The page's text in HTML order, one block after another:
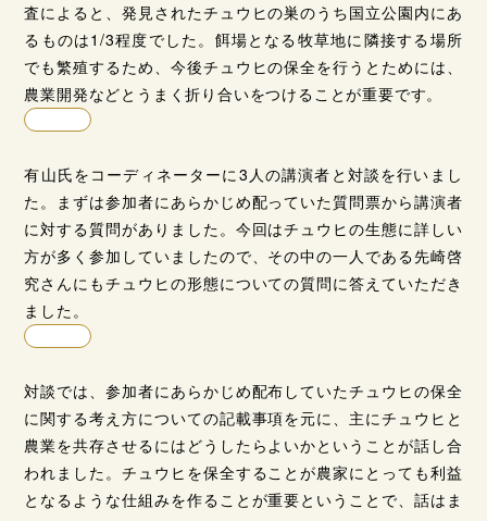
査によると、発見されたチュウヒの巣のうち国立公園内にあ
るものは1/3程度でした。餌場となる牧草地に隣接する場所
でも繁殖するため、今後チュウヒの保全を行うとためには、
農業開発などとうまく折り合いをつけることが重要です。
有山氏をコーディネーターに3人の講演者と対談を行いまし
た。まずは参加者にあらかじめ配っていた質問票から講演者
に対する質問がありました。今回はチュウヒの生態に詳しい
方が多く参加していましたので、その中の一人である先崎啓
究さんにもチュウヒの形態についての質問に答えていただき
ました。
対談では、参加者にあらかじめ配布していたチュウヒの保全
に関する考え方についての記載事項を元に、主にチュウヒと
農業を共存させるにはどうしたらよいかということが話し合
われました。チュウヒを保全することが農家にとっても利益
となるような仕組みを作ることが重要ということで、話はま